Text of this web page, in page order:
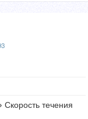
Скорость течения